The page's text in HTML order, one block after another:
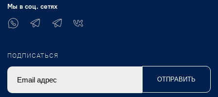
Мы в соц. сетях
ПОДПИСАТЬСЯ
ОТПРАВИТЬ